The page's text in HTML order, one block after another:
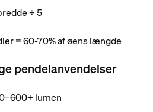
÷ 5
= 60-70% af øens længde
pendelanvendelser
lumen